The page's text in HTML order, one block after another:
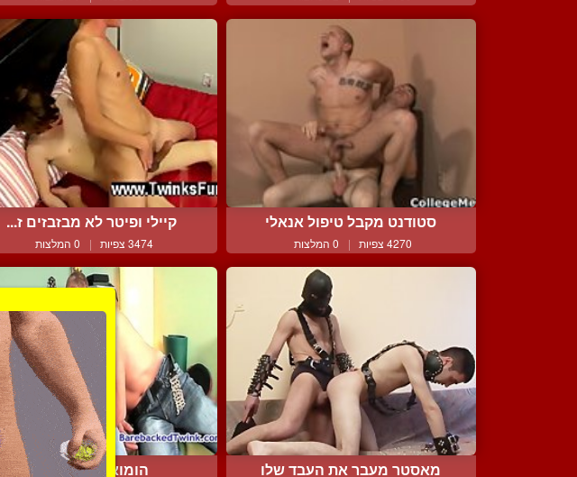
סטודנט מקבל טיפול אנאלי
4270 צפיות | 0 המלצות
קיילי ופיטר לא מבזבזים ז...
3474 צפיות | 0 המלצות
מאסטר מעבר את העבד שלו הומואים מזדיינים